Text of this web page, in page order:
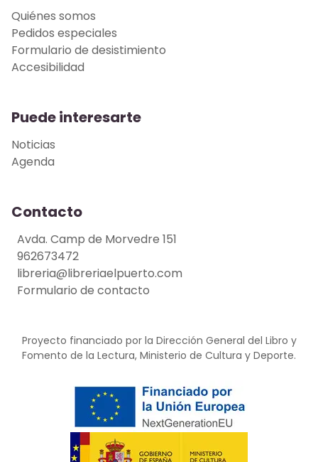
Quiénes somos
Pedidos especiales
Formulario de desistimiento
Accesibilidad
Puede interesarte
Noticias
Agenda
Contacto
Avda. Camp de Morvedre 151
962673472
libreria@libreriaelpuerto.com
Formulario de contacto
Proyecto financiado por la Dirección General del Libro y
Fomento de la Lectura, Ministerio de Cultura y Deporte.